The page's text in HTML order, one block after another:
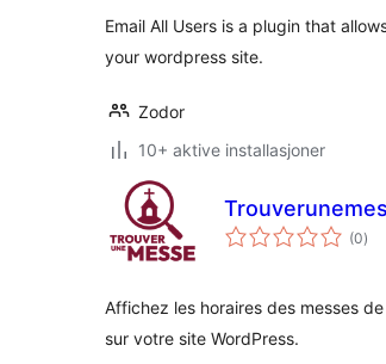
Email All Users is a plugin that
your wordpress site.
Zodor
10+ aktive installasjoner
(0)
Affichez les horaires des messes
sur votre site WordPress.